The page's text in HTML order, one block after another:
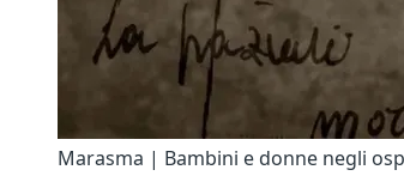
Marasma | Bambini e donne negli